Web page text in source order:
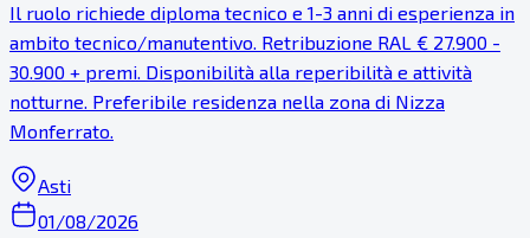
Il ruolo richiede diploma tecnico e 1-3 anni di esperienza in
ambito tecnico/manutentivo. Retribuzione RAL € 27.900 -
30.900 + premi. Disponibilità alla reperibilità e attività
notturne. Preferibile residenza nella zona di Nizza
Monferrato.
Asti
01/08/2026